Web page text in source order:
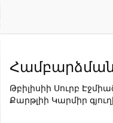
Համբարձման
Թբիլիսիի Սուրբ
Քարթլիի Կարմիր